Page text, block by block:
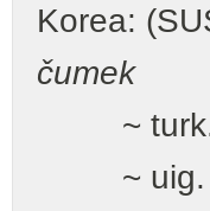
Korea:
čumek
~
~ uig.